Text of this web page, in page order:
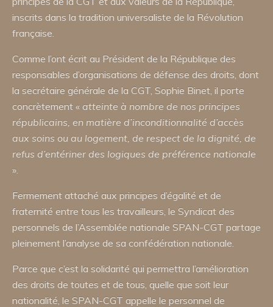
inscrits dans la tradition universaliste de la Révolution
française.
Comme l’ont écrit au Président de la République des
responsables d’organisations de défense des droits, dont
la secrétaire générale de la CGT, Sophie Binet, il porte
concrètement « atteinte à nombre de nos principes
républicains, en matière d’inconditionnalité d’accès
aux soins ou au logement, de respect de la dignité, de
refus d’entériner des logiques de préférence nationale
».
Fermement attaché aux principes d’égalité et de
fraternité entre tous les travailleurs, le Syndicat des
personnels de l’Assemblée nationale SPAN-CGT partage
pleinement l’analyse de sa confédération nationale.
Parce que c’est la solidarité qui permettra l’amélioration
des droits de toutes et de tous, quelle que soit leur
nationalité, le SPAN-CGT appelle le personnel de